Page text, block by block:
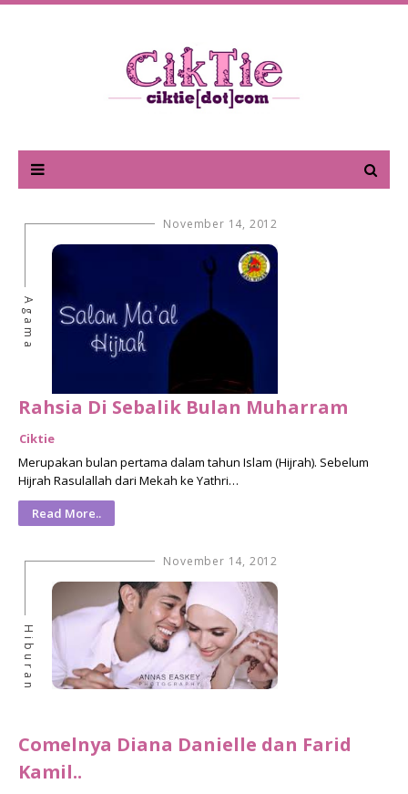
November 14, 2012
Agama
Rahsia Di Sebalik Bulan Muharram
Ciktie
Merupakan bulan pertama dalam tahun Islam (Hijrah). Sebelum
Hijrah Rasulallah dari Mekah ke Yathri…
Read More..
November 14, 2012
Hiburan
Comelnya Diana Danielle dan Farid
Kamil..